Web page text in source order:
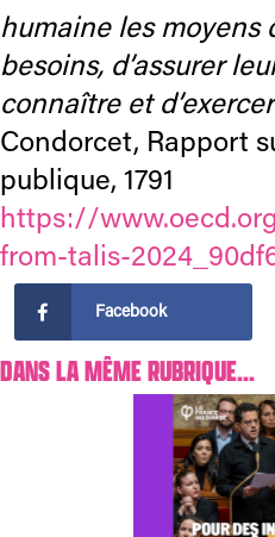
humaine les moyens
besoins, d’assurer
connaître et
Condorcet, Rapport
publique, 1791
https://
from-talis-
Facebook
DANS LA MÊME RUBRIQUE...